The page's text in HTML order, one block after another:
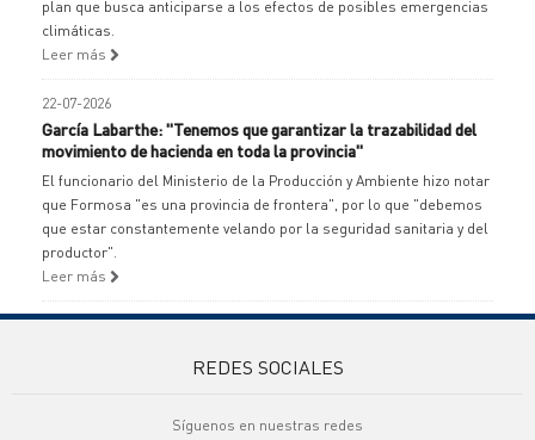
plan que busca anticiparse a los efectos de posibles emergencias
climáticas.
Leer más
22-07-2026
García Labarthe: "Tenemos que garantizar la trazabilidad del
movimiento de hacienda en toda la provincia"
El funcionario del Ministerio de la Producción y Ambiente hizo notar
que Formosa "es una provincia de frontera", por lo que "debemos
que estar constantemente velando por la seguridad sanitaria y del
productor".
Leer más
REDES SOCIALES
Síguenos en nuestras redes